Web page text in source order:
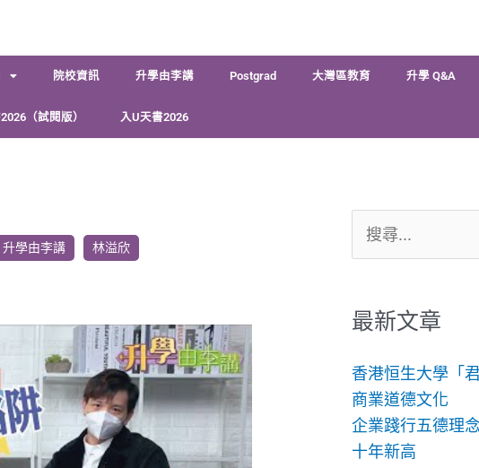
院校資訊 升學由李講 Postgrad 大灣區教育 升學 Q&A
（試閱版） 入U天書2026
升學由李講 林溢欣
尋
鍵
最新文章
香港恒生大學「
商業道德文化
企業踐行五德理
十年新高